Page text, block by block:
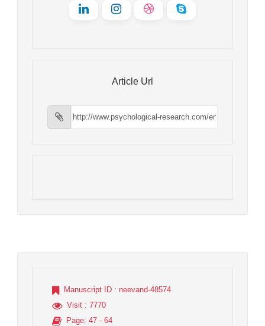
Article Url
Manuscript ID : neevand-48574
Visit : 7770
Page: 47 - 64